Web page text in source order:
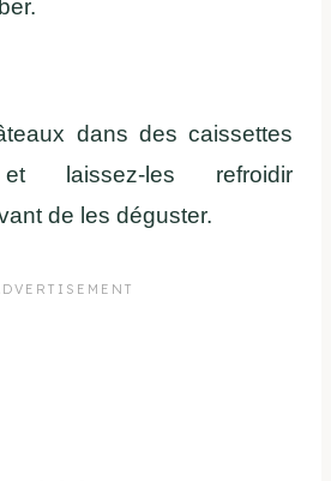
dans des caissettes
laissez-les refroidir
de les déguster.